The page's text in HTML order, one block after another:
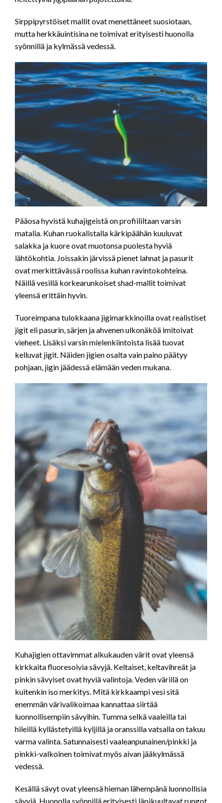
Sirppipyrstöiset mallit ovat menettäneet suosiotaan,
mutta herkkäuintisina ne toimivat erityisesti huonolla
syönnillä ja kylmässä vedessä.
Pääosa hyvistä kuhajigeistä on profiililtaan varsin
matalia. Kuhan ruokalistalla kärkipäähän kuuluvat
salakka ja kuore ovat muotonsa puolesta hyviä
lähtökohtia. Joissakin järvissä pienet lahnat ja pasurit
ovat merkittävässä roolissa kuhan ravintokohteina.
Näillä vesillä korkearunkoiset shad-mallit toimivat
yleensä erittäin hyvin.
Tuoreimpana tulokkaana jigimarkkinoilla ovat realistiset
jigit eli pasurin, särjen ja ahvenen ulkonäköä imitoivat
vieheet. Lisäksi varsin mielenkiintoista lisää tuovat
kelluvat jigit. Näiden jigien osalta vain paino päätyy
pohjaan, jigin jäädessä elämään veden mukana.
Kuhajigien ottavimmat alkukauden värit ovat yleensä
kirkkaita fluoresoivia sävyjä. Keltaiset, keltavihreät ja
pinkin sävyiset ovat hyviä valintoja. Veden värillä on
kuitenkin iso merkitys. Mitä kirkkaampi vesi sitä
enemmän värivalikoimaa kannattaa siirtää
luonnollisempiin sävyihin. Tumma selkä vaaleilla tai
hileillä kyllästetyillä kyljillä ja oranssilla vatsalla on takuu
varma valinta. Satunnaisesti vaaleanpunainen/pinkki ja
pinkki-valkoinen toimivat myös aivan jääkylmässä
vedessä.
Kesällä sävyt ovat yleensä hieman lähempänä luonnollisia
sävyjä. Huonolla syönnillä erityisesti läpikuultavat rungot